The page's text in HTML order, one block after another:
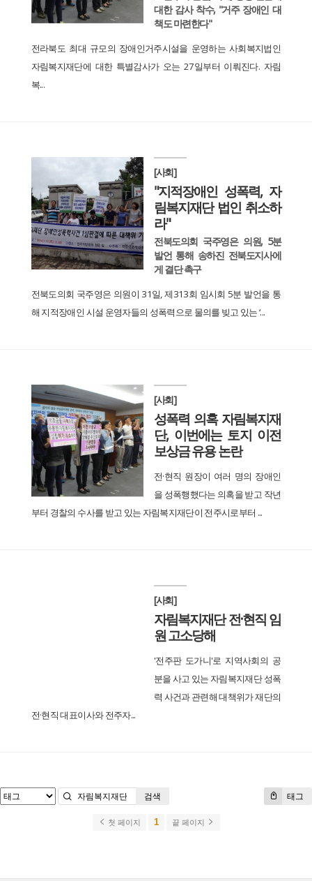
대한 감사 착수, "거주 장애인 대
책도 마련한다"
전라북도 최대 규모의 장애인거주시설을 운영하는 사회복지법인
자림복지재단에 대한 특별감사가 오는 27일부터 이뤄진다. 자림
복...
[사회]
"지적장애인 성폭력, 자
림복지재단 법인 취소하
라"
전북도의회 국주영은 의원, 5분
발언 통해 송하진 전북도지사에
게 결단 촉구
전북도의회 국주영은 의원이 31일, 제313회 임시회 5분 발언을 통
해 지적장애인 시설 운영자들의 성폭력으로 물의를 빚고 있는 ‘...
[사회]
성폭력 의혹 자림복지재
단, 이번에는 토지 이전
보상금 유용 논란
전·현직 원장이 여러 명의 장애인
을 성폭행했다는 의혹을 받고 작년
부터 경찰의 수사를 받고 있는 자림복지재단이 전주시로부터 ...
[사회]
자림복지재단 전·현직 임
원 고소당해
'전주판 도가니'로 지역사회의 공
분을 사고 있는 자림복지재단 성폭
력 사건과 관련해 대책위가 재단의
전·현직 대표이사와 전주자...
태그
검색
첫 페이지 1 끝 페이지